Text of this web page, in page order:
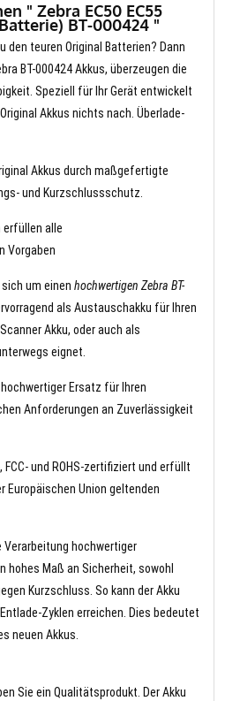
" Zebra EC50 EC55
BT-000424 "
den teuren Original Batterien? Dann
BT-000424 Akkus, überzeugen die
Speziell für Ihr Gerät entwickelt
Akkus nichts nach. Überlade-
Akkus durch maßgefertigte
und Kurzschlussschutz.
erfüllen alle
Vorgaben
um einen hochwertigen Zebra BT-
als Austauschakku für Ihren
Akku, oder auch als
eignet.
Ersatz für Ihren
Anforderungen an Zuverlässigkeit
FCC- und ROHS-zertifiziert und erfüllt
Europäischen Union geltenden
Verarbeitung hochwertiger
hohes Maß an Sicherheit, sowohl
Kurzschluss. So kann der Akku
Zyklen erreichen. Dies bedeutet
neuen Akkus.
Sie ein Qualitätsprodukt. Der Akku